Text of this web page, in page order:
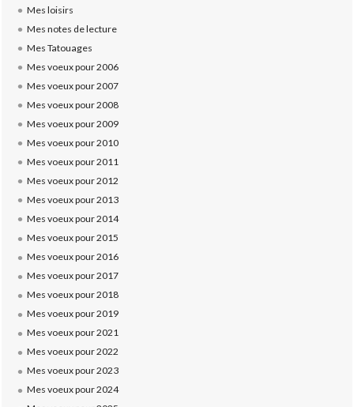
Mes loisirs
Mes notes de lecture
Mes Tatouages
Mes voeux pour 2006
Mes voeux pour 2007
Mes voeux pour 2008
Mes voeux pour 2009
Mes voeux pour 2010
Mes voeux pour 2011
Mes voeux pour 2012
Mes voeux pour 2013
Mes voeux pour 2014
Mes voeux pour 2015
Mes voeux pour 2016
Mes voeux pour 2017
Mes voeux pour 2018
Mes voeux pour 2019
Mes voeux pour 2021
Mes voeux pour 2022
Mes voeux pour 2023
Mes voeux pour 2024